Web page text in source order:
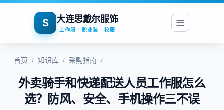
S 大连思戴尔服饰
工作服 · 职业装 · 校服
首页 / 知识库 / 采购指南 /
外卖骑手和快递配送人员工作服怎么
选？防风、安全、手机操作三不误